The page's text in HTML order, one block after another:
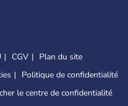
CGV
Plan du site
Politique de confidentialité
le centre de confidentialité